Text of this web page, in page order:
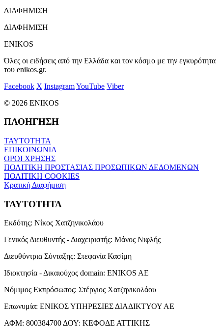
ΔΙΑΦΗΜΙΣΗ
ΔΙΑΦΗΜΙΣΗ
ENIKOS
Όλες οι ειδήσεις από την Ελλάδα και τον κόσμο με την εγκυρότητα
του enikos.gr.
Facebook X InstagramYouTube Viber
© 2026 ENIKOS
ΠΛΟΗΓΗΣΗ
ΤΑΥΤΟΤΗΤΑ
ΕΠΙΚΟΙΝΩΝΙΑ
ΟΡΟΙ ΧΡΗΣΗΣ
ΠΟΛΙΤΙΚΗ ΠΡΟΣΤΑΣΙΑΣ ΠΡΟΣΩΠΙΚΩΝ ΔΕΔΟΜΕΝΩΝ
ΠΟΛΙΤΙΚΗ COOKIES
Κρατική Διαφήμιση
ΤΑΥΤΟΤΗΤΑ
Εκδότης: Νίκος Χατζηνικολάου
Γενικός Διευθυντής - Διαχειριστής: Μάνος Νιφλής
Διευθύντρια Σύνταξης: Στεφανία Κασίμη
Ιδιοκτησία - Δικαιούχος domain: ENIKOS AE
Νόμιμος Εκπρόσωπος: Στέργιος Χατζηνικολάου
Επωνυμία: ΕΝΙΚΟΣ ΥΠΗΡΕΣΙΕΣ ΔΙΑΔΙΚΤΥΟΥ ΑΕ
ΑΦΜ: 800384700ΔΟΥ: ΚΕΦΟΔΕ ΑΤΤΙΚΗΣ